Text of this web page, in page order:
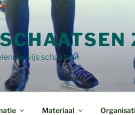
schaatsen
Materiaal